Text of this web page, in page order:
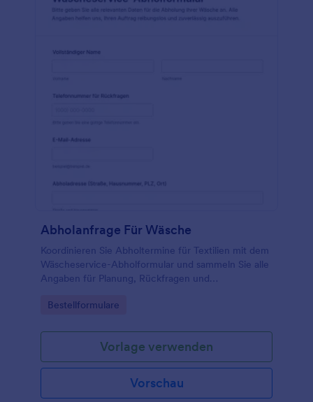
Abholanfrage Für Wäsche
Koordinieren Sie Abholtermine für Textilien mit dem
Wäscheservice-Abholformular und sammeln Sie alle
Angaben für Planung, Rückfragen und
Go to Category:
Bestellformulare
Vorlage verwenden
Vorschau